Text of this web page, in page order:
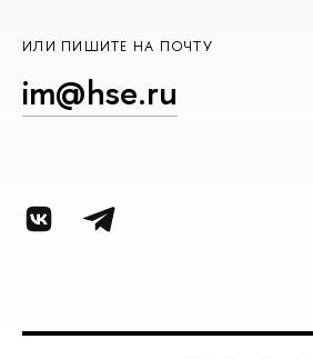
ИЛИ ПИШИТЕ НА ПОЧТУ
im@hse.ru